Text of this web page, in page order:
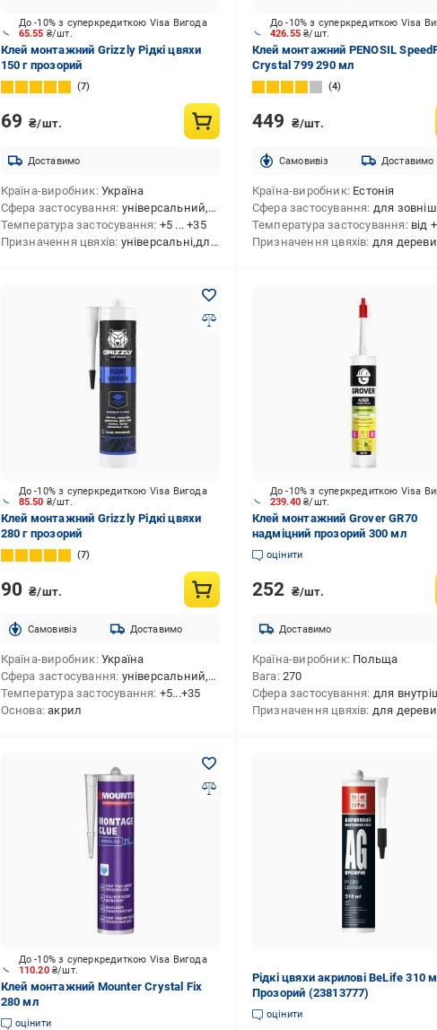
65.55 ₴/шт.
До -10% з суперкредиткою Visa Вигода
Клей монтажний Grizzly Рідкі цвяхи
150 г прозорий
7
69 ₴/шт.
Доставимо
Країна-виробник Україна
Сфера застосування універсальний,для внутрішніх і зовнішніх робіт
Температура застосування +5 ... +35
Призначення цвяхів універсальні,для деревини,для елементів декору
426.55₴/шт.
До -10% з суперкредиткою Visa
Клей монтажний PENOSIL
Crystal 799 290 мл
4
449 ₴/шт.
Cамовивіз Доставимо
Країна-виробник Естонія
Сфера застосування для зовнішніх робіт,для внутрішніх робіт,для внутрішніх
Температура застосування від
Призначення цвяхів для деревини,для елементів
85.50 ₴/шт.
До -10% з суперкредиткою Visa Вигода
Клей монтажний Grizzly Рідкі цвяхи
280 г прозорий
7
90 ₴/шт.
Cамовивіз Доставимо
Країна-виробник Україна
Сфера застосування універсальний,для внутрішніх і зовнішніх робіт
Температура застосування +5...+35
Основа акрил
239.40₴/шт.
До -10% з суперкредиткою Visa
Клей монтажний Grover GR70
надміцний прозорий 300 мл
оцінити
252 ₴/шт.
Доставимо
Країна-виробник Польща
Вага 270
Сфера застосування для внутрішніх і зовнішніх
Призначення цвяхів для деревини,для елементів
110.20₴/шт.
До -10% з суперкредиткою Visa Вигода
Клей монтажний Mounter Crystal Fix
280 мл
оцінити
Рідкі цвяхи акрилові BeLife 310
Прозорий (23813777)
оцінити